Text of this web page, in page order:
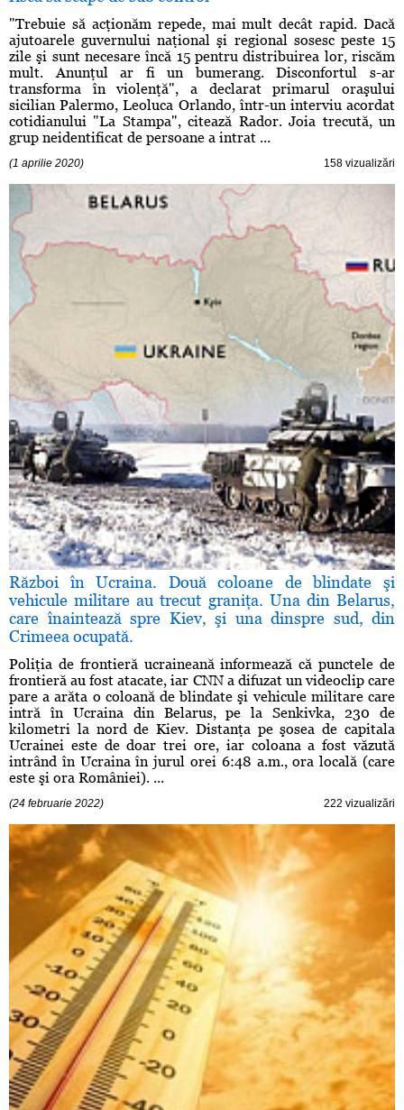
"Trebuie să acţionăm repede, mai mult decât rapid. Dacă
ajutoarele guvernului naţional şi regional sosesc peste 15
zile şi sunt necesare încă 15 pentru distribuirea lor, riscăm
mult. Anunţul ar fi un bumerang. Disconfortul s-ar
transforma în violenţă", a declarat primarul oraşului
sicilian Palermo, Leoluca Orlando, într-un interviu acordat
cotidianului "La Stampa", citează Rador. Joia trecută, un
grup neidentificat de persoane a intrat ...
(1 aprilie 2020) 158 vizualizări
Război în Ucraina. Două coloane de blindate şi
vehicule militare au trecut graniţa. Una din Belarus,
care înaintează spre Kiev, şi una dinspre sud, din
Crimeea ocupată.
Poliţia de frontieră ucraineană informează că punctele de
frontieră au fost atacate, iar CNN a difuzat un videoclip care
pare a arăta o coloană de blindate şi vehicule militare care
intră în Ucraina din Belarus, pe la Senkivka, 230 de
kilometri la nord de Kiev. Distanţa pe şosea de capitala
Ucrainei este de doar trei ore, iar coloana a fost văzută
intrând în Ucraina în jurul orei 6:48 a.m., ora locală (care
este şi ora României). ...
(24 februarie 2022) 222 vizualizări